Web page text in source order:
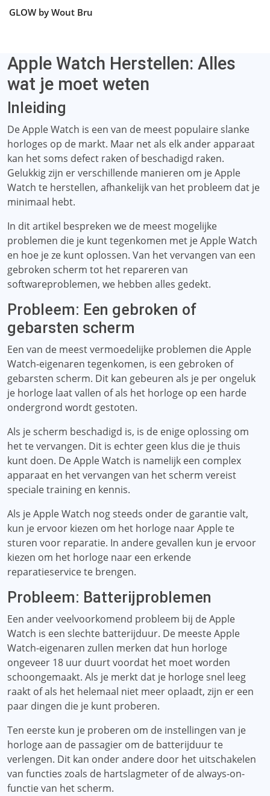
GLOW by Wout Bru
Apple Watch Herstellen: Alles
wat je moet weten
Inleiding
De Apple Watch is een van de meest populaire slanke
horloges op de markt. Maar net als elk ander apparaat
kan het soms defect raken of beschadigd raken.
Gelukkig zijn er verschillende manieren om je Apple
Watch te herstellen, afhankelijk van het probleem dat je
minimaal hebt.
In dit artikel bespreken we de meest mogelijke
problemen die je kunt tegenkomen met je Apple Watch
en hoe je ze kunt oplossen. Van het vervangen van een
gebroken scherm tot het repareren van
softwareproblemen, we hebben alles gedekt.
Probleem: Een gebroken of
gebarsten scherm
Een van de meest vermoedelijke problemen die Apple
Watch-eigenaren tegenkomen, is een gebroken of
gebarsten scherm. Dit kan gebeuren als je per ongeluk
je horloge laat vallen of als het horloge op een harde
ondergrond wordt gestoten.
Als je scherm beschadigd is, is de enige oplossing om
het te vervangen. Dit is echter geen klus die je thuis
kunt doen. De Apple Watch is namelijk een complex
apparaat en het vervangen van het scherm vereist
speciale training en kennis.
Als je Apple Watch nog steeds onder de garantie valt,
kun je ervoor kiezen om het horloge naar Apple te
sturen voor reparatie. In andere gevallen kun je ervoor
kiezen om het horloge naar een erkende
reparatieservice te brengen.
Probleem: Batterijproblemen
Een ander veelvoorkomend probleem bij de Apple
Watch is een slechte batterijduur. De meeste Apple
Watch-eigenaren zullen merken dat hun horloge
ongeveer 18 uur duurt voordat het moet worden
schoongemaakt. Als je merkt dat je horloge snel leeg
raakt of als het helemaal niet meer oplaadt, zijn er een
paar dingen die je kunt proberen.
Ten eerste kun je proberen om de instellingen van je
horloge aan de passagier om de batterijduur te
verlengen. Dit kan onder andere door het uitschakelen
van functies zoals de hartslagmeter of de always-on-
functie van het scherm.